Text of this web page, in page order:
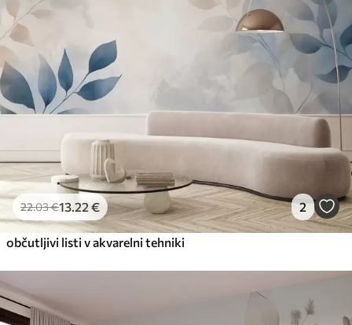
22.03€13 .22 € 2
občutljivi listi v akvarelni tehniki